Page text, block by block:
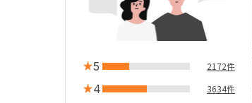
5 2172件
4 3634件